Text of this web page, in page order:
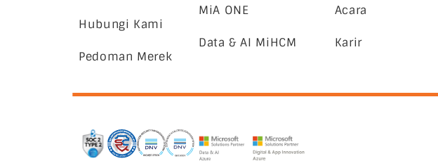
Hubungi Kami
Pedoman Merek
MiA ONE
Data & AI MiHCM
Acara
Karir